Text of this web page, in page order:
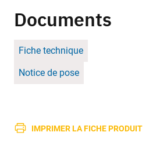
Documents
Fiche technique
Notice de pose
IMPRIMER LA FICHE PRODUIT